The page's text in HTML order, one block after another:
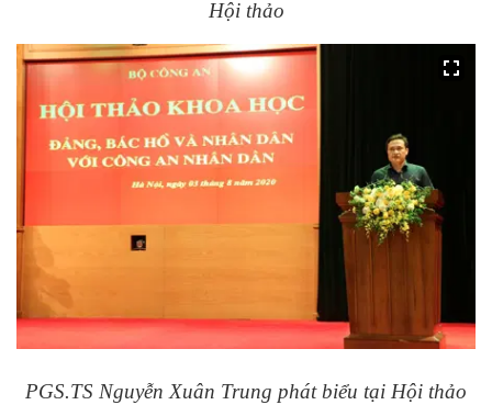
Hội thảo
PGS.TS Nguyễn Xuân Trung phát biểu tại Hội thảo